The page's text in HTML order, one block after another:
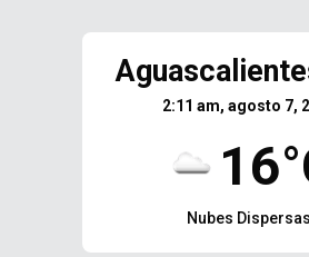
2:11 am, agosto 7,
Nubes Dispersas